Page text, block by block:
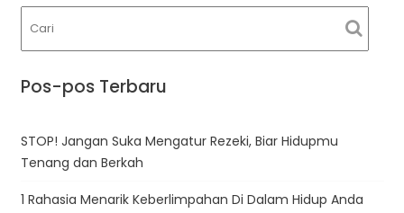
Pos-pos Terbaru
STOP! Jangan Suka Mengatur Rezeki, Biar Hidupmu
Tenang dan Berkah
1 Rahasia Menarik Keberlimpahan Di Dalam Hidup Anda